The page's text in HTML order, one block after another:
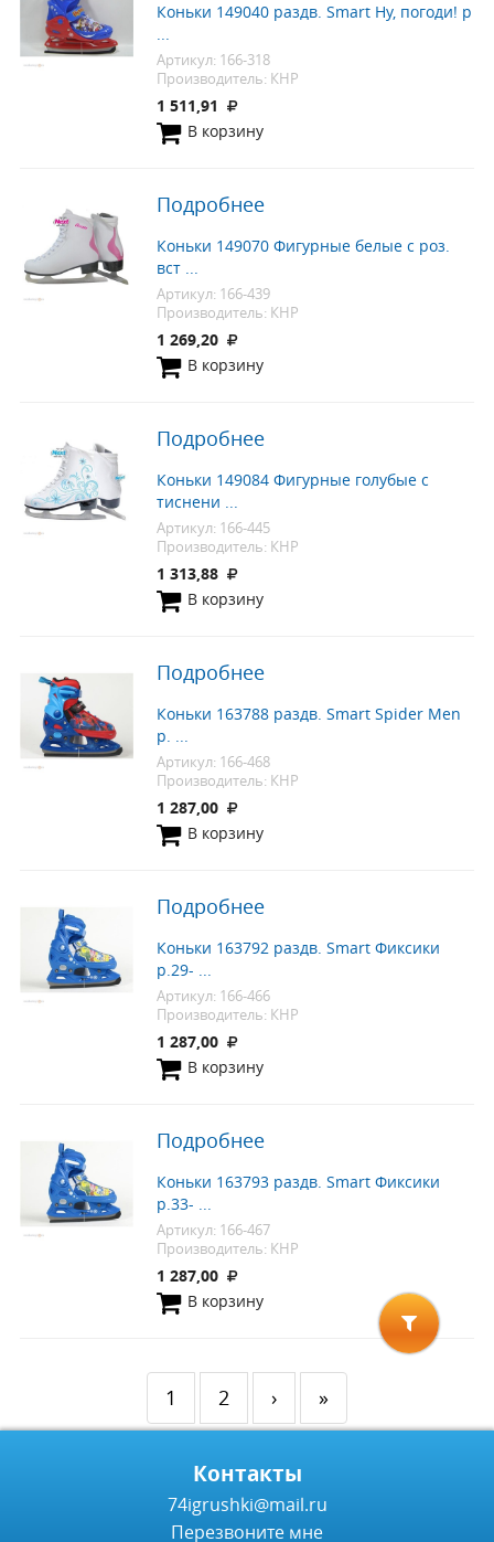
Коньки 149040 раздв. Smart Ну, погоди! р
...
Артикул: 166-318
Производитель: КНР
1 511,91
В корзину
Подробнее
Коньки 149070 Фигурные белые с роз.
вст ...
Артикул: 166-439
Производитель: КНР
1 269,20
В корзину
Подробнее
Коньки 149084 Фигурные голубые с
тиснени ...
Артикул: 166-445
Производитель: КНР
1 313,88
В корзину
Подробнее
Коньки 163788 раздв. Smart Spider Men
р. ...
Артикул: 166-468
Производитель: КНР
1 287,00
В корзину
Подробнее
Коньки 163792 раздв. Smart Фиксики
р.29- ...
Артикул: 166-466
Производитель: КНР
1 287,00
В корзину
Подробнее
Коньки 163793 раздв. Smart Фиксики
р.33- ...
Артикул: 166-467
Производитель: КНР
1 287,00
В корзину
1 2 › »
Контакты
74igrushki@mail.ru
Перезвоните мне